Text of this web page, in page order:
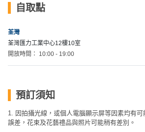
樂
驗
手
坊
戶
自取點
荃灣
荃灣匯力工業中心12樓10室
開放時間： 10:00 - 19:00
預訂須知
1. 因拍攝光線，或個人電腦顯示屏等因素均有
誤差，花束及花藝禮品與照片可能稍有差別。